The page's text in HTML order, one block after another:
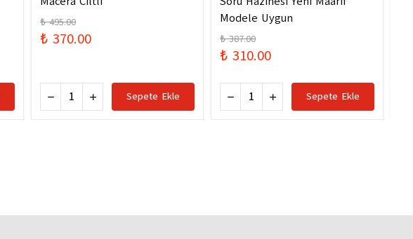
₺ 495.00
₺ 370.00
Sepete Ekle
Modele Uygun
₺ 387.00
₺ 310.00
Sepete Ekle